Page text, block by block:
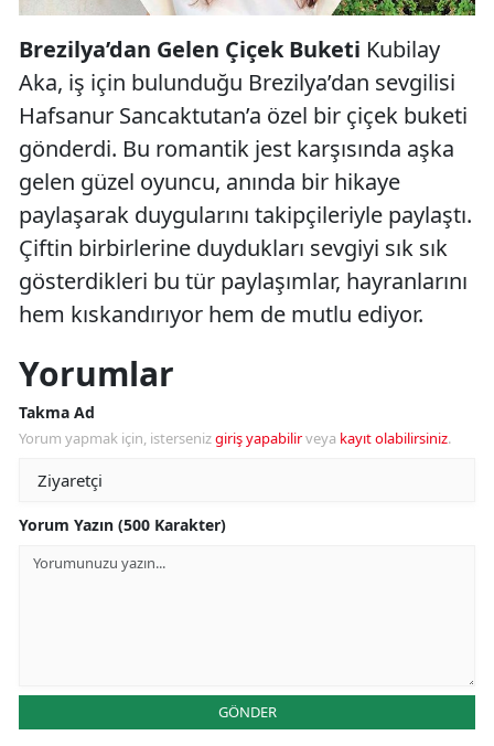
Brezilya’dan Gelen Çiçek Buketi Kubilay
Aka, iş için bulunduğu Brezilya’dan sevgilisi
Hafsanur Sancaktutan’a özel bir çiçek buketi
gönderdi. Bu romantik jest karşısında aşka
gelen güzel oyuncu, anında bir hikaye
paylaşarak duygularını takipçileriyle paylaştı.
Çiftin birbirlerine duydukları sevgiyi sık sık
gösterdikleri bu tür paylaşımlar, hayranlarını
hem kıskandırıyor hem de mutlu ediyor.
Yorumlar
Takma Ad
Yorum yapmak için, istersenizgiriş yapabilirveya kayıt olabilirsiniz.
Yorum Yazın (500 Karakter)
GÖNDER